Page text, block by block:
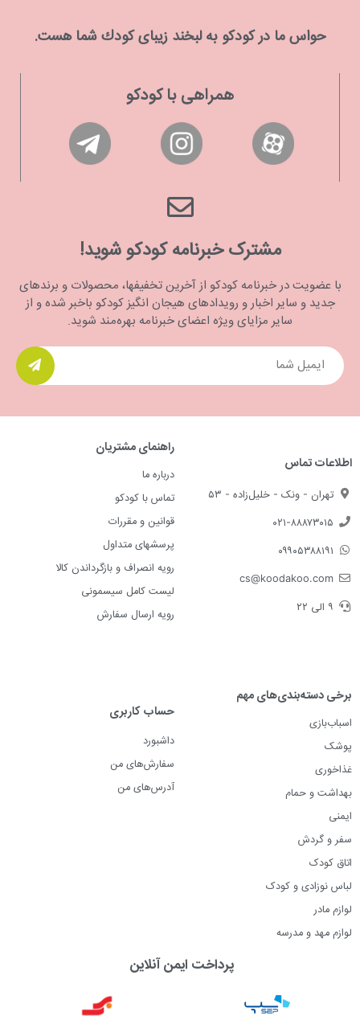
حواس ما در كودكو به لبخند زیبای كودك شما هست.
همراهی با کودکو
مشترک خبرنامه کودکو شوید!
با عضویت در خبرنامه کودکو از آخرین تخفیفها، محصولات و برندهای
جدید و سایر اخبار و رویدادهای هیجان انگیز کودکو باخبر شده و از
سایر مزایای ویژه اعضای خبرنامه بهره‌مند شوید.
اطلاعات تماس
تهران - ونک - خلیل‌زاده - ۵۳
۰۲۱-۸۸۸۷۳۰۱۵
۰۹۹۰۵۳۸۸۱۹۱
cs@koodakoo.com
۹ الی ۲۲
راهنمای مشتریان
درباره ما
تماس با کودکو
قوانین و مقررات
پرسشهای متداول
رویه انصراف و بازگرداندن کالا
لیست کامل سیسمونی
رویه ارسال سفارش
برخی دسته‌بندی‌های مهم
اسباب‌بازی
پوشک
غذاخوری
بهداشت و حمام
ایمنی
سفر و گردش
اتاق کودک
لباس نوزادی و کودک
لوازم مادر
لوازم مهد و مدرسه
حساب کاربری
داشبورد
سفارش‌های من
آدرس‌های من
پرداخت ایمن آنلاین